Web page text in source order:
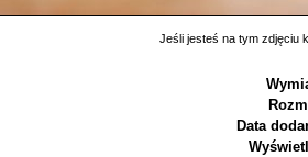
Jeśli jesteś na tym zdjęciu
Data